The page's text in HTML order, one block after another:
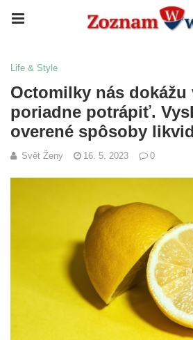
Life & Style
Octomilky nás dokážu
poriadne potrápiť.
overené spôsoby
Svět Ženy 16. 5. 2023 0